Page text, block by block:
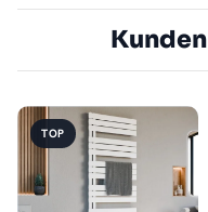
TOP